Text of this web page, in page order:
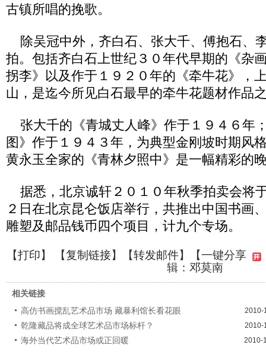
古镇所唱的挽歌。
除吴冠中外，齐白石、张大千、傅抱石、
拍。包括齐白石上世纪３０年代早期的《杂
拐李》以及作于１９２０年的《牵牛花》，
山，是迄今所见白石最早的牵牛花题材作品
张大千的《青城丈人峰》作于１９４６年
图》作于１９４３年，为典型金刚坡时期风
黄永玉全家的《青林夕照中》是一幅精彩的
据悉，北京诚轩２０１０年秋季拍卖会将
２日在北京昆仑饭店举行，共推出中国书画
雕塑及邮品钱币四个项目，计九个专场。
【打印】 【复制链接】【转发邮件】
【一键分享
辑：邓莫南
相关链接
高仿书画搅乱艺术品市场 藏暴利馆长看花眼
2010-
乾隆藏品将成全球艺术品市场标杆？ 2010-
海外当代艺术品市场或正回暖 2010-